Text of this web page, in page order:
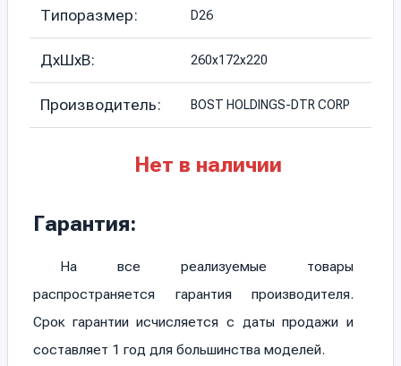
Типоразмер: D26
ДхШхВ: 260х172х220
Производитель: BOST HOLDINGS-DTR CORP
Нет в наличии
Гарантия:
На все реализуемые товары
распространяется гарантия производителя.
Срок гарантии исчисляется с даты продажи и
составляет 1 год для большинства моделей.